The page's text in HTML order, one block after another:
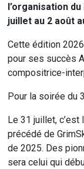
l’organisation
juillet au 2 août
Cette édition
pour ses succès
compositrice-
Pour la soirée du
Le 31 juillet, c’est
précédé de
de 2025. Des
sera celui qui